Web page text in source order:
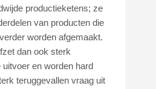
productieketens; ze
van producten die
worden afgemaakt.
dan ook sterk
en worden hard
teruggevallen vraag uit